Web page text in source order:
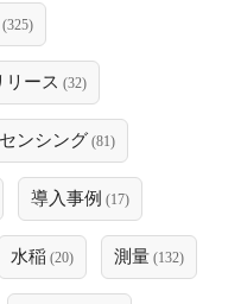
(325)
リース (32)
ンシング (81)
導入事例 (17)
水稲 (20) 測量 (132)